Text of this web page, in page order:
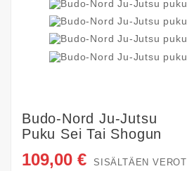
Budo-Nord Ju-Jutsu
Puku Sei Tai Shogun
109,00 € SISÄLTÄEN VEROT